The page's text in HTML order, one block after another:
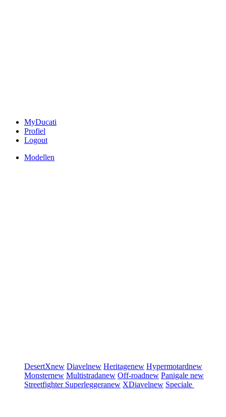
MyDucati
Profiel
Logout
Modellen
DesertXnew Diavelnew Heritagenew Hypermotardnew
Monsternew Multistradanew Off-roadnew Panigale new
Streetfighter Superleggeranew XDiavelnew Speciale